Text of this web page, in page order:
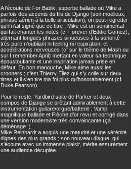
A l’écoute de For Babik, superbe ballade où Mike a
parfois des accents du fils de Django (son moelleux,
phrasé aérien à la belle articulation), on peut regretter
qu’il n’ait signé que ce titre ; Mike est un sentimental
qui fait chanter les notes (cf Forever d’Eddie Gomez),
alternant longues phrases sinueuses à la sonorité
très pure n’oubliant ni feeling ni respiration, et
accélérations nerveuses (cf sur le thème de Mash ou
sur I remember April) mettant en valeur sa technique
époustouflante et une inspiration jamais prise en
défaut. En bon manouche, Mike aime aussi les
crooners ; c’est Thierry Eliez qui s’y colle sur deux
titres et il s’en tire ma foi plus qu’honorablement (cf
Duke Pearson).
Pour le reste, Yardbird suite de Parker et deux
compos de Django se prêtant admirablement à cette
instrumentation guitare/orgue/batterie : Vamp
magnifique ballade et Flèche d’or revu et corrigé dans
une version moderniste très convaincante (ça
déménage !).
Mike Reinhardt a acquis une maturité et une sérénité
dignes des plus grands ; son nouveau disque, qui
s’écoute avec un immense plaisir, mérite assurément
une audience décuplée.